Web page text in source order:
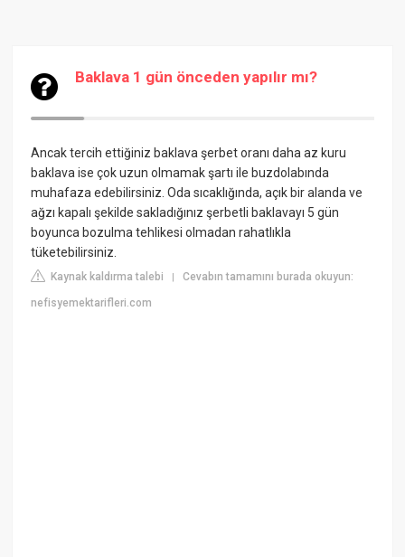
Baklava 1 gün önceden yapılır mı?
Ancak tercih ettiğiniz baklava şerbet oranı daha az kuru
baklava ise çok uzun olmamak şartı ile buzdolabında
muhafaza edebilirsiniz. Oda sıcaklığında, açık bir alanda ve
ağzı kapalı şekilde sakladığınız şerbetli baklavayı 5 gün
boyunca bozulma tehlikesi olmadan rahatlıkla
tüketebilirsiniz.
Kaynak kaldırma talebi |Cevabın tamamını burada okuyun:
nefisyemektarifleri.com